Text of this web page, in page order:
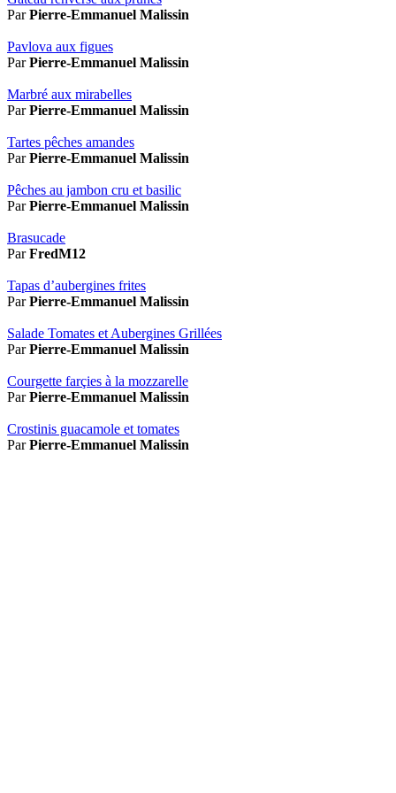
ParPierre-Emmanuel Malissin
Pavlova aux figues
ParPierre-Emmanuel Malissin
Marbré aux mirabelles
ParPierre-Emmanuel Malissin
Tartes pêches amandes
ParPierre-Emmanuel Malissin
Pêches au jambon cru et basilic
ParPierre-Emmanuel Malissin
Brasucade
ParFredM12
Tapas d’aubergines frites
ParPierre-Emmanuel Malissin
Salade Tomates et Aubergines Grillées
ParPierre-Emmanuel Malissin
Courgette farçies à la mozzarelle
ParPierre-Emmanuel Malissin
Crostinis guacamole et tomates
ParPierre-Emmanuel Malissin